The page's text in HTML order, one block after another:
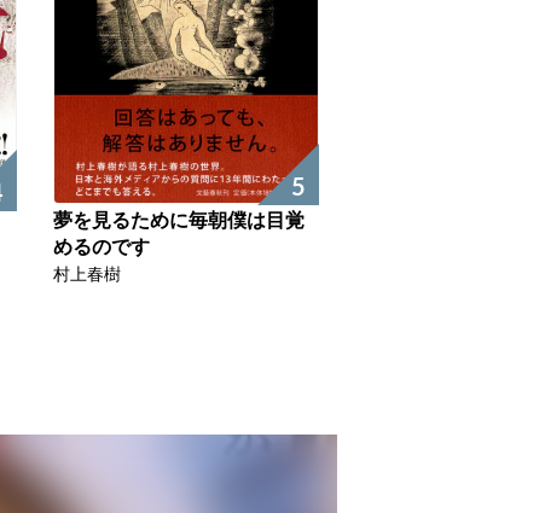
5
夢を見るために毎朝僕は目覚
めるのです
村上春樹